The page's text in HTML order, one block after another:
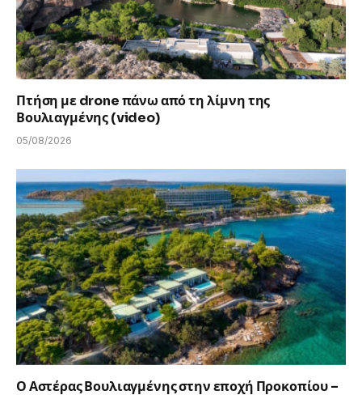
Πτήση με drone πάνω από τη λίμνη της
Βουλιαγμένης (video)
05/08/2026
Ο Αστέρας Βουλιαγμένης στην εποχή Προκοπίου –